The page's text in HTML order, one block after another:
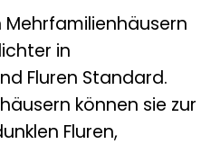
in
Fluren Standard.
können sie zur
Fluren,